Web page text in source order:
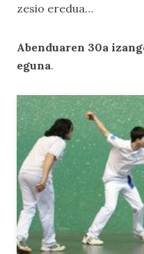
zesio eredua…
Abenduaren 30a
eguna.